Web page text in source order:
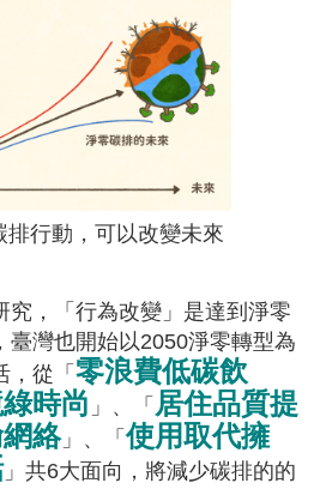
排行動，可以改變未來
究，「行為改變」是達到淨零
臺灣也開始以2050淨零轉型為
，從「 零浪費低碳飲
時尚 」、「 居住品質提
絡」、「使用取代擁
」共6大面向，將減少碳排的的